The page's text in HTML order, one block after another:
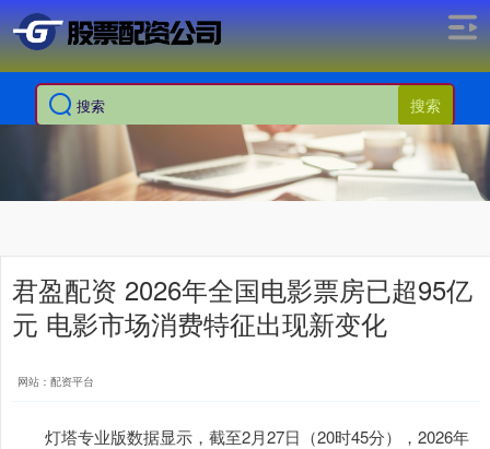
搜索
君盈配资 2026年全国电影票房已超95亿
元 电影市场消费特征出现新变化
网站：配资平台
灯塔专业版数据显示，截至2月27日（20时45分），2026年